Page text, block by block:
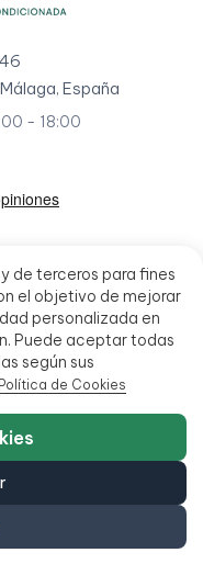
de terceros para fines
el objetivo de mejorar
personalizada en
Puede aceptar todas
según sus
Política de Cookies
España
- 18:00
reservados